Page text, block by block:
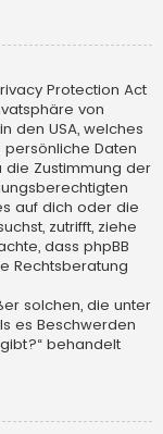
Protection Act
von
den USA, welches
Daten
die Zustimmung der
auf dich oder die
zutrifft, ziehe
dass phpBB
Rechtsberatung
solchen, die unter
es Beschwerden
behandelt